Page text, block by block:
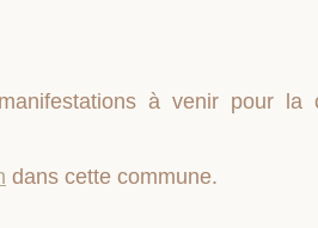
à venir pour la
dans cette commune.